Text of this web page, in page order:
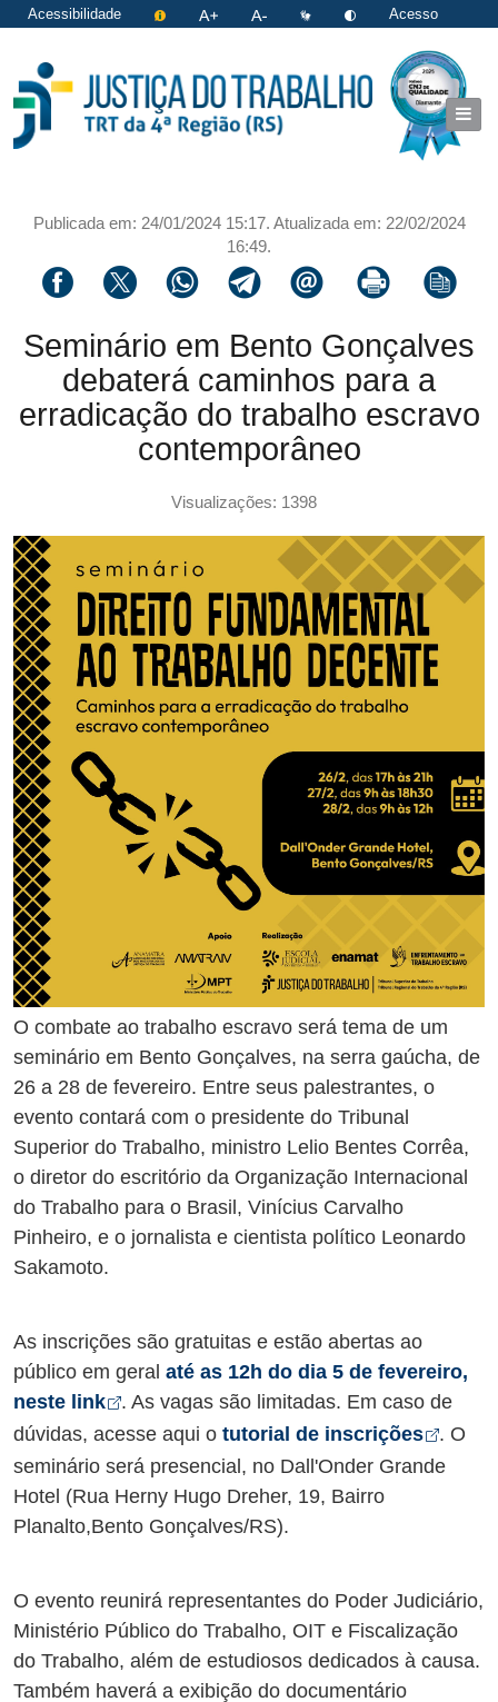
Acessibilidade
Acesso
Publicada em: 24/01/2024 15:17. Atualizada em: 22/02/2024
16:49.
Compartilhar via facebook
Compartilhar via twitter
Compartilhar via whatsapp
Compartilhar via telegram
Compartilhar via email
Imprimir a página
Copiar
Seminário em Bento Gonçalves
debaterá caminhos para a
erradicação do trabalho escravo
contemporâneo
Visualizações: 1398
O combate ao trabalho escravo será tema de um
seminário em Bento Gonçalves, na serra gaúcha, de
26 a 28 de fevereiro. Entre seus palestrantes, o
evento contará com o presidente do Tribunal
Superior do Trabalho, ministro Lelio Bentes Corrêa,
o diretor do escritório da Organização Internacional
do Trabalho para o Brasil, Vinícius Carvalho
Pinheiro, e o jornalista e cientista político Leonardo
Sakamoto.
As inscrições são gratuitas e estão abertas ao
público em geral até as 12h do dia 5 de fevereiro,
neste link
Abre em nova aba
. As vagas são limitadas. Em caso de
dúvidas, acesse aqui o tutorial de inscrições Abre
. O
seminário será presencial, no Dall'Onder Grande
Hotel (Rua Herny Hugo Dreher, 19, Bairro
Planalto,Bento Gonçalves/RS).
O evento reunirá representantes do Poder Judiciário,
Ministério Público do Trabalho, OIT e Fiscalização
do Trabalho, além de estudiosos dedicados à causa.
Também haverá a exibição do documentário